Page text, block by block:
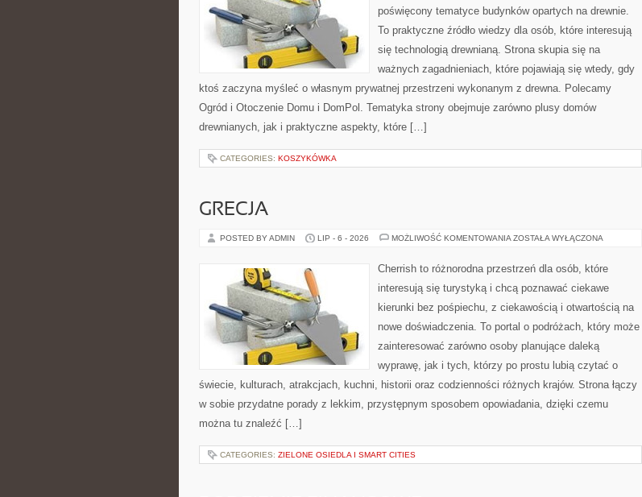
poświęcony tematyce budynków opartych na drewnie.
To praktyczne źródło wiedzy dla osób, które interesują
się technologią drewnianą. Strona skupia się na
ważnych zagadnieniach, które pojawiają się wtedy, gdy
ktoś zaczyna myśleć o własnym prywatnej przestrzeni wykonanym z drewna. Polecamy
Ogród i Otoczenie Domu i DomPol. Tematyka strony obejmuje zarówno plusy domów
drewnianych, jak i praktyczne aspekty, które […]
CATEGORIES: KOSZYKÓWKA
GRECJA
POSTED BY ADMIN LIP - 6 - 2026 MOŻLIWOŚĆ KOMENTOWANIA GRECJA
ZOSTAŁA WYŁĄCZONA
Cherrish to różnorodna przestrzeń dla osób, które
interesują się turystyką i chcą poznawać ciekawe
kierunki bez pośpiechu, z ciekawością i otwartością na
nowe doświadczenia. To portal o podróżach, który może
zainteresować zarówno osoby planujące daleką
wyprawę, jak i tych, którzy po prostu lubią czytać o
świecie, kulturach, atrakcjach, kuchni, historii oraz codzienności różnych krajów. Strona łączy
w sobie przydatne porady z lekkim, przystępnym sposobem opowiadania, dzięki czemu
można tu znaleźć […]
CATEGORIES: ZIELONE OSIEDLA I SMART CITIES